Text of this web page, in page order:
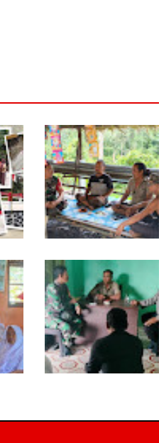
Warung Kopi Jadi Ruang
Komsos, Babinsa Ajak
Warga Jaga Keamanan
Lingkungan
Kompak Gaungkan